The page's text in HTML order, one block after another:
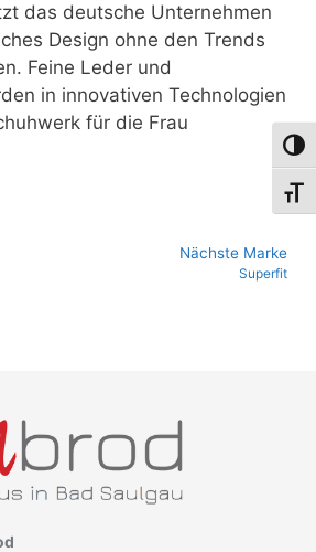
das deutsche Unternehmen
Design ohne den Trends
Feine Leder und
in innovativen Technologien
für die Frau
Nächste Marke
Superfit